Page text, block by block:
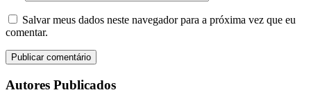
Salvar meus dados neste navegador para a próxima vez que eu
comentar.
Autores Publicados